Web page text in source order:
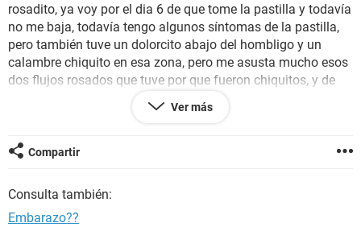
GLOSARIO
rosadito, ya voy por el dia 6 de que tome la pastilla y todavía
no me baja, todavía tengo algunos síntomas de la pastilla,
pero también tuve un dolorcito abajo del hombligo y un
calambre chiquito en esa zona, pero me asusta mucho esos
dos flujos rosados que tuve por que fueron chiquitos, y de
Será que este embarazada?? Y tengo 14 años por si les sirve
Ver más
Compartir
Consulta también:
Embarazo??